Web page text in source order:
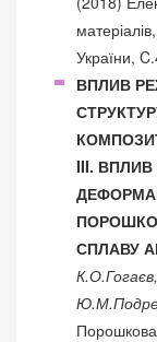
України,
ВПЛИВ
III.
СПЛАВУ